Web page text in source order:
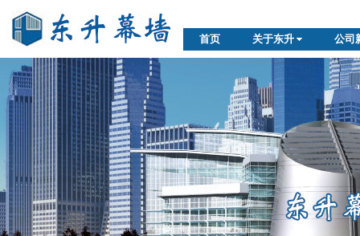
首页 关于东升 公司